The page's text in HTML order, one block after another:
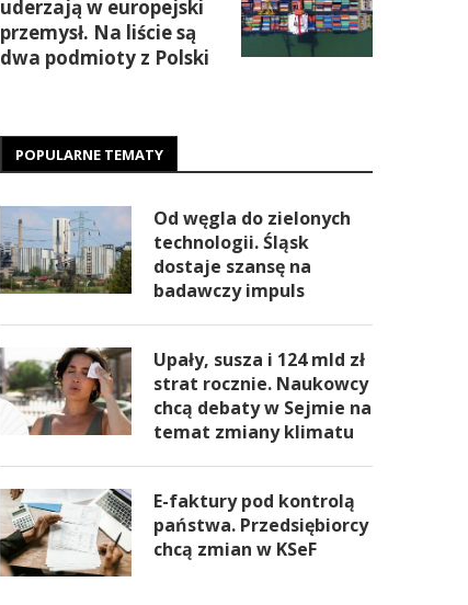
uderzają w europejski
przemysł. Na liście są
dwa podmioty z Polski
POPULARNE TEMATY
Od węgla do zielonych
technologii. Śląsk
dostaje szansę na
badawczy impuls
Upały, susza i 124 mld zł
strat rocznie. Naukowcy
chcą debaty w Sejmie na
temat zmiany klimatu
E-faktury pod kontrolą
państwa. Przedsiębiorcy
chcą zmian w KSeF